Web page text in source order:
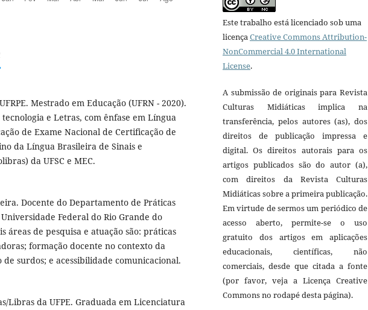
Mestrado em Educação (UFRN - 2020).
e Letras, com ênfase em Língua
de Exame Nacional de Certificação de
da Língua Brasileira de Sinais e
da UFSC e MEC.
Docente do Departamento de Práticas
Federal do Rio Grande do
áreas de pesquisa e atuação são: práticas
formação docente no contexto da
de surdos; e acessibilidade comunicacional.
Libras da UFPE. Graduada em Licenciatura
Este trabalho está licenciado sob uma
licença Creative Commons Attribution-
NonCommercial 4.0 International
License.
A submissão de originais para Revista
Culturas Midiáticas implica na
transferência, pelos autores (as), dos
direitos de publicação impressa e
digital. Os direitos autorais para os
artigos publicados são do autor (a),
com direitos da Revista Culturas
Midiáticas sobre a primeira publicação.
Em virtude de sermos um periódico de
acesso aberto, permite-se o uso
gratuito dos artigos em aplicações
educacionais, científicas, não
comerciais, desde que citada a fonte
(por favor, veja a Licença Creative
Commons no rodapé desta página).